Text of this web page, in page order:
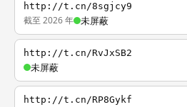
http://t.cn/8sgjcy9
截至 2026 年 未屏蔽
http://t.cn/RvJxSB2
未屏蔽
http://t.cn/RP8Gykf